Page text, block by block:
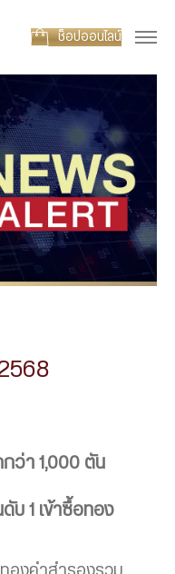
ช็อปออนไลน์
ว่า 1,000 ตัน
บ 1 เข้าซื้อทอง